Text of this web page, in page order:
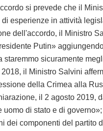
si prevede che il
esperienze in attività
il Ministro
Putin»
sicuramente
il Ministro Salvini
della Crimea alla
il 2 agosto 2019, dal
uomo di stato e di governo»;
del partito del